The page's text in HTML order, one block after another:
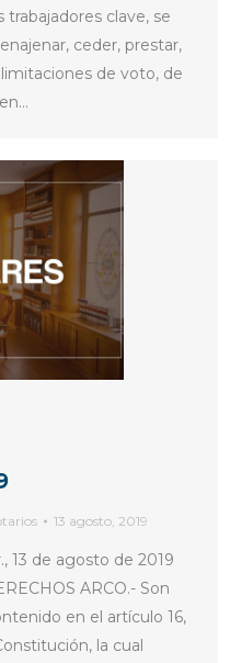
clave, se
ceder, prestar,
de voto, de
13 agosto, 2019
13 de agosto de 2019
ARCO.- Son
en el artículo 16,
la cual